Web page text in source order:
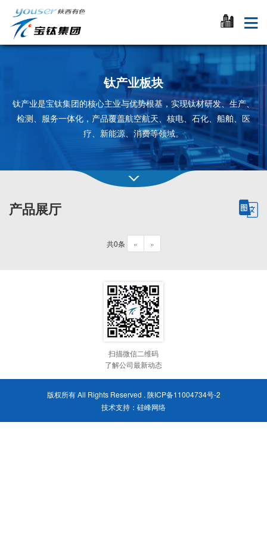
钛产业板块
钛产业是宝钛集团的核心主业与优势根基，实现钛材研发、生产、
检测、服务一体化，产品覆盖航空航天、核电、石化、船舶、医
疗、新能源、消费等领域。
产品展厅
共0条 « »
扫描微信二维码
了解公司最新动态
版权所有 All Rights Reserved . 陕ICP备11004734号-2
技术支持： 硅峰网络